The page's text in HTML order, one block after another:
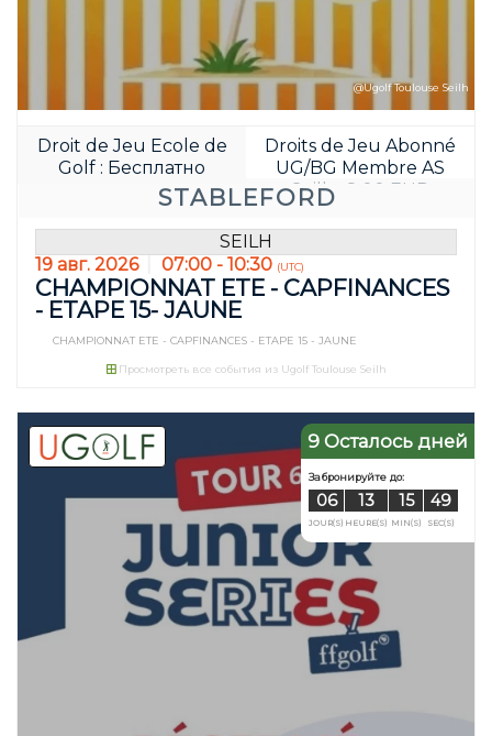
STABLEFORD
Droit de Jeu Ecole de
Golf : Бесплатно
Droits de Jeu Abonné
UG/BG Membre AS
Seilh : 8.00 EUR
@Ugolf Toulouse Seilh
SEILH
19 авг. 2026
07:00 - 10:30 (UTC)
CHAMPIONNAT ETE - CAPFINANCES
- ETAPE 15- JAUNE
CHAMPIONNAT ETE - CAPFINANCES - ETAPE 15 - JAUNE
Просмотреть все события из Ugolf Toulouse Seilh
9 Осталось дней